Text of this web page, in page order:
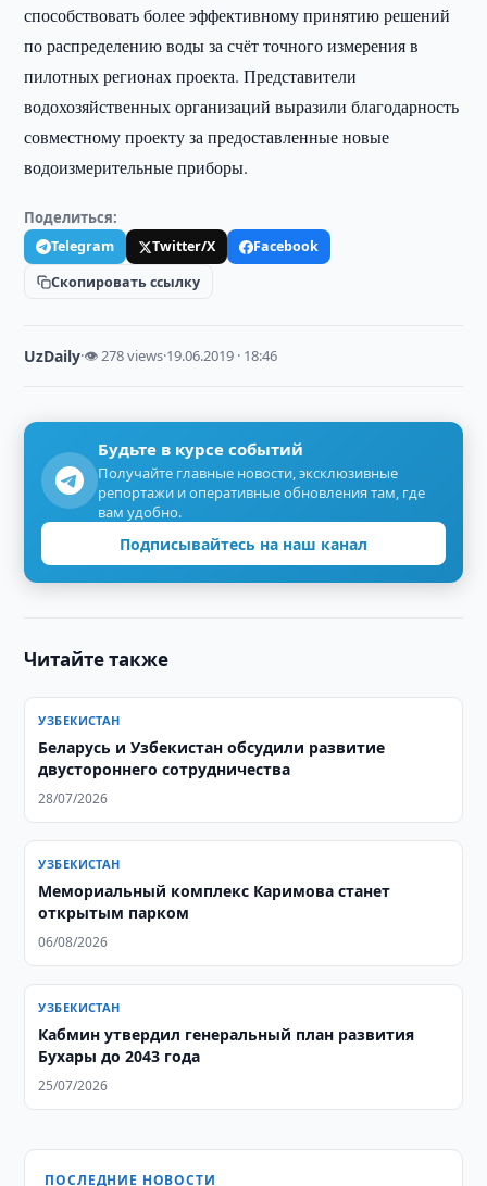
способствовать более эффективному принятию решений
по распределению воды за счёт точного измерения в
пилотных регионах проекта. Представители
водохозяйственных организаций выразили благодарность
совместному проекту за предоставленные новые
водоизмерительные приборы.
Поделиться:
Telegram Twitter/X
Facebook
Скопировать ссылку
UzDaily·👁 278 views·19.06.2019 · 18:46
Будьте в курсе событий
Получайте главные новости, эксклюзивные
репортажи и оперативные обновления там, где
вам удобно.
Подписывайтесь на наш канал
Читайте также
УЗБЕКИСТАН
Беларусь и Узбекистан обсудили развитие
двустороннего сотрудничества
28/07/2026
УЗБЕКИСТАН
Мемориальный комплекс Каримова станет
открытым парком
06/08/2026
УЗБЕКИСТАН
Кабмин утвердил генеральный план развития
Бухары до 2043 года
25/07/2026
ПОСЛЕДНИЕ НОВОСТИ